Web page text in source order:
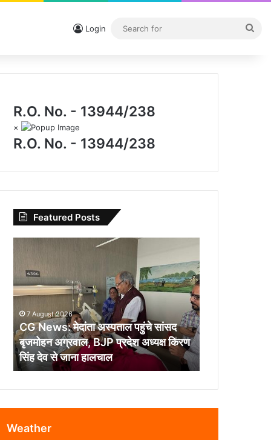
Login
R.O. No. - 13944/238
×
R.O. No. - 13944/238
Featured Posts
मेदांता
अस्पताल
पहुंचे
बृजमोहन
अग्रवाल,
BJP
प्रदेश
अध्यक्ष
देव
जाना
7 August 2026
CG News: मेदांता अस्पताल पहुंचे सांसद
बृजमोहन अग्रवाल, BJP प्रदेश अध्यक्ष किरण
सिंह देव से जाना हालचाल
Weather